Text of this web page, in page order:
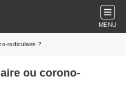
MENU
radiculaire ?
ou corono-